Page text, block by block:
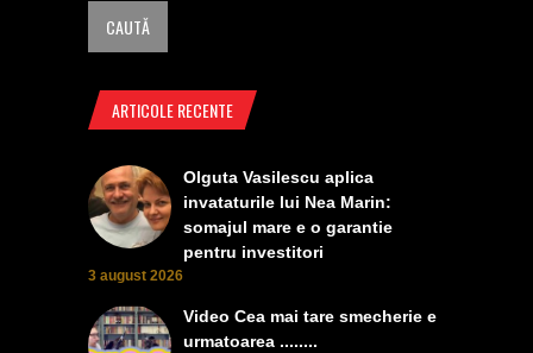
ARTICOLE RECENTE
Olguta Vasilescu aplica
invataturile lui Nea Marin:
somajul mare e o garantie
pentru investitori
3 august 2026
Video Cea mai tare smecherie e
urmatoarea ........